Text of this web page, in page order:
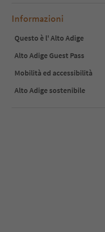
Informazioni
Questo è l' Alto Adige
Alto Adige Guest Pass
Mobilità ed accessibilità
Alto Adige sostenibile